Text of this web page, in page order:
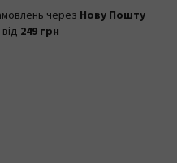
через Нову Пошту
249 грн